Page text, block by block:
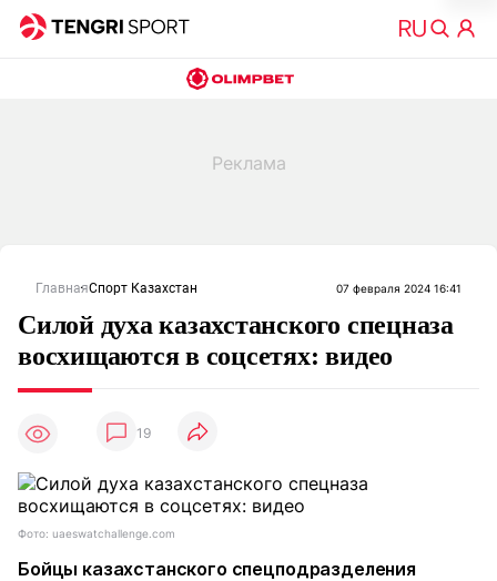
ГлавнаяСпорт Казахстан 07 февраля 2024 16:41
Силой духа казахстанского спецназа
восхищаются в соцсетях: видео
19
Фото: uaeswatchallenge.com
Бойцы казахстанского спецподразделения